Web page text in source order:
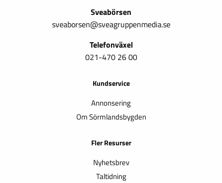
Sveabörsen
sveaborsen@sveagruppenmedia.se
Telefonväxel
021-470 26 00
Kundservice
Annonsering
Om Sörmlandsbygden
Fler Resurser
Nyhetsbrev
Taltidning